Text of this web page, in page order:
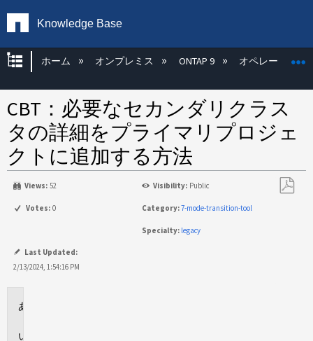
Knowledge Base
グローバル階層を展開/折りたたむ
ホーム オンプレミス ONTAP 9 オペレーティン
CBT：必要なセカンダリクラス
タの詳細をプライマリプロジェ
クトに追加する方法
Views: 52 Visibility: Public
Votes: 0 Category:7-mode-transition-tool
Specialty: legacy
Last Updated:
2/13/2024, 1:54:16 PM